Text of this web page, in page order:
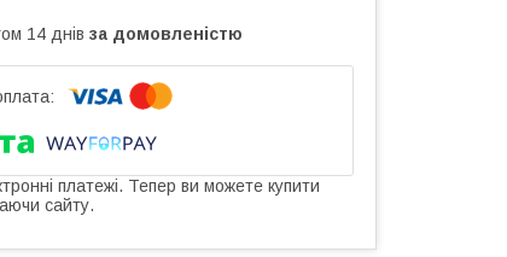
14 днів за домовленістю
платежі. Тепер ви можете купити
сайту.